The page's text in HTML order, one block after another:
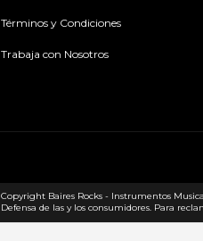
Términos y Condiciones
Trabaja con Nosotros
Copyright Baires Rocks - Instrumentos
Defensa de las y los consumidores. Para